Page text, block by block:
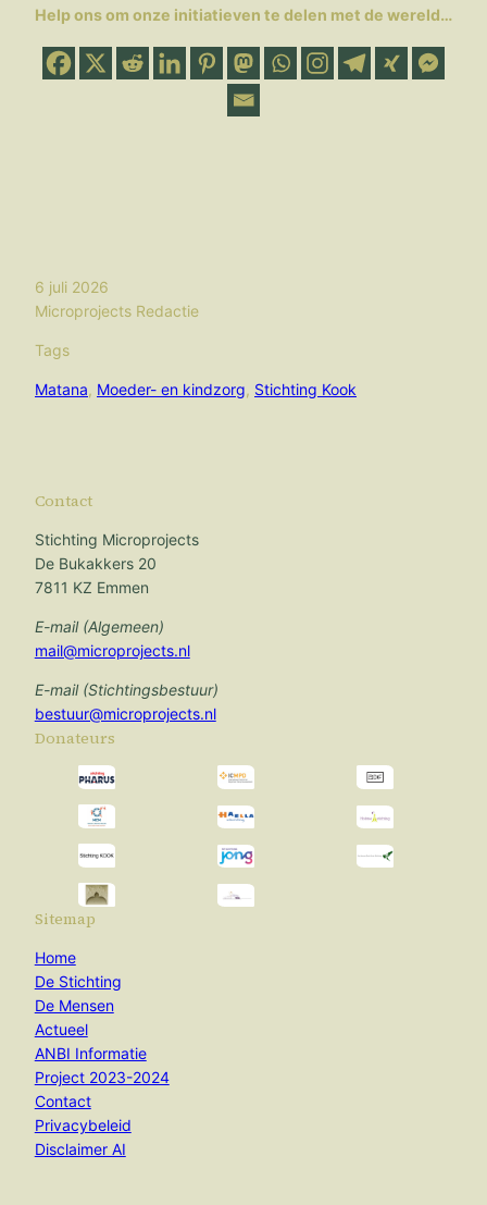
Help ons om onze initiatieven te delen met de wereld…
6 juli 2026
Microprojects Redactie
Tags
Matana, Moeder- en kindzorg, Stichting Kook
Contact
Stichting Microprojects
De Bukakkers 20
7811 KZ Emmen
E-mail (Algemeen)
mail@microprojects.nl
E-mail (Stichtingsbestuur)
bestuur@microprojects.nl
Donateurs
Sitemap
Home
De Stichting
De Mensen
Actueel
ANBI Informatie
Project 2023-2024
Contact
Privacybeleid
Disclaimer AI